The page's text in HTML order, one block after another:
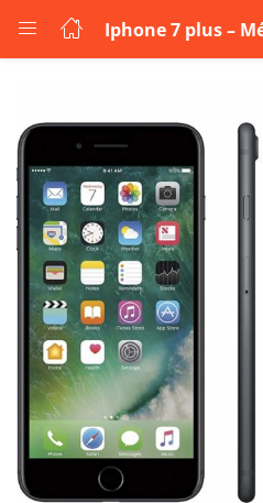
LOGIN
Enter your username and
Remember me
Lost